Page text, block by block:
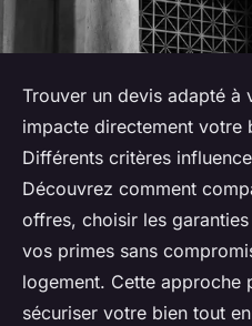
Trouver un devis adapté à
impacte directement
Différents critères
Découvrez comment
offres, choisir les
vos primes sans
logement. Cette approche
sécuriser votre bien tout